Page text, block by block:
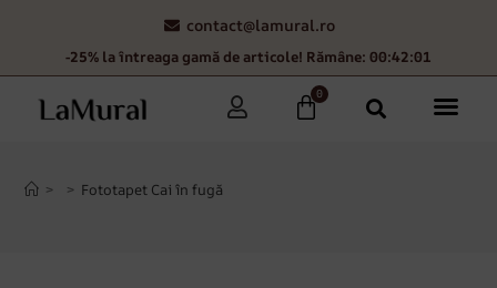
contact@lamural.ro
-25% la întreaga gamă de articole! Rămâne: 00:42:00
0
> > Fototapet Cai în fugă